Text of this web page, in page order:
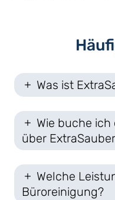
Was ist
Wie buche
über
Welche
Büroreinigung?